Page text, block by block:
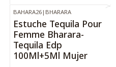
-29%OFF
BAHARA26 | BHARARA
Estuche Tequila Pour
Femme Bharara-
Tequila Edp
100Ml+5Ml Mujer